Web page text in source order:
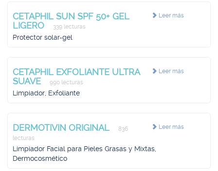
Leer más
CETAPHIL SUN SPF 50+ GEL
LIGERO
339 lecturas
Protector solar-gel
Leer más
CETAPHIL EXFOLIANTE ULTRA
SUAVE
990 lecturas
Limpiador, Exfoliante
Leer más
DERMOTIVIN ORIGINAL
836
lecturas
Limpiador Facial para Pieles Grasas y Mixtas,
Dermocosmético